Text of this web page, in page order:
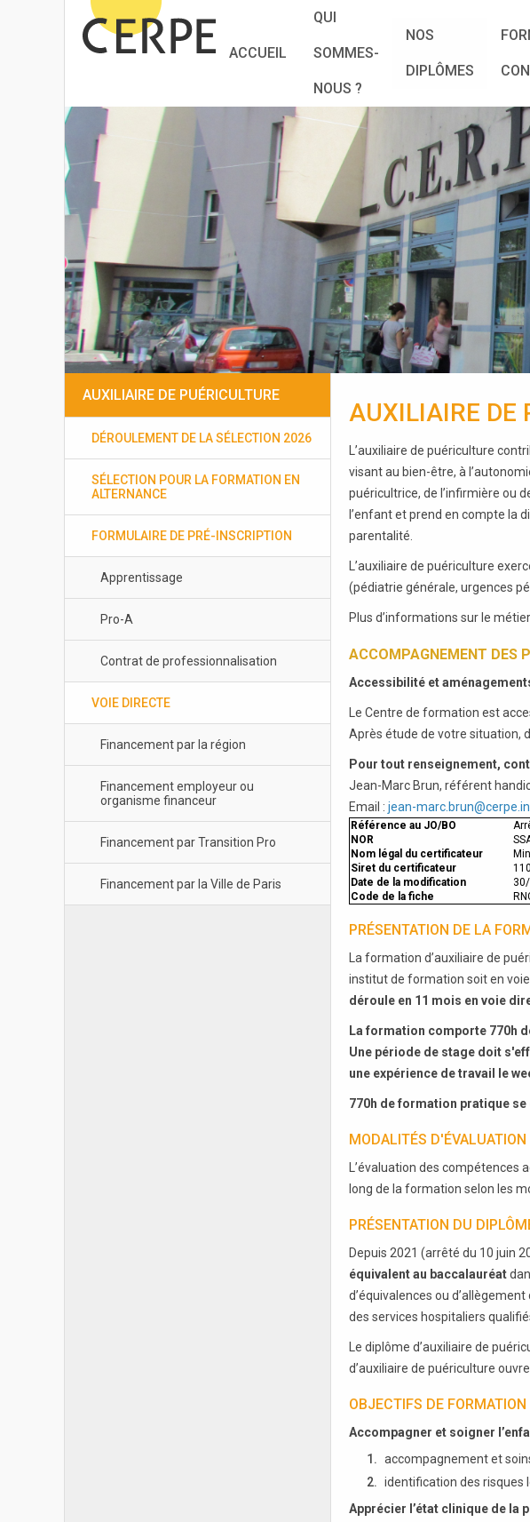
ACCUEIL
QUI
SOMMES-
NOUS ?
NOS
DIPLÔMES
AUXILIAIRE DE PUÉRICULTURE
DÉROULEMENT DE LA SÉLECTION 2026
SÉLECTION POUR LA FORMATION EN
ALTERNANCE
FORMULAIRE DE PRÉ-INSCRIPTION
Apprentissage
Pro-A
Contrat de professionnalisation
VOIE DIRECTE
Financement par la région
Financement employeur ou
organisme financeur
Financement par Transition Pro
Financement par la Ville de Paris
AUXILIAIRE DE
L’auxiliaire de puériculture
visant au bien-être, à
puéricultrice, de l’infirmière ou
l’enfant et prend en compte la
parentalité.
L’auxiliaire de puériculture
(pédiatrie générale, urgences
Plus d’informations sur le métier
ACCOMPAGNEMENT DES
Accessibilité et
Le Centre de formation est
Après étude de votre situation,
Pour tout renseignement,
Jean-Marc Brun, référent
Email : jean-
Référence au JO/BO
NOR
Nom légal du certificateur
Siret du certificateur
Date de la modification
Code de la fiche
PRÉSENTATION DE LA
La formation d’auxiliaire de
institut de formation soit en
déroule en 11 mois en voie
La formation comporte 770h
Une période de stage doit
une expérience de travail le
770h de formation pratique
MODALITÉS D'ÉVALUATION
L’évaluation des
long de la formation selon les
PRÉSENTATION DU
Depuis 2021 (arrêté du 10 juin
équivalent au baccalauréat
d’équivalences ou
des services hospitaliers
Le diplôme d’auxiliaire de
d’auxiliaire de puériculture
OBJECTIFS DE FORMATION
Accompagner et soigner
accompagnement et
identification des risques
Apprécier l’état clinique de la